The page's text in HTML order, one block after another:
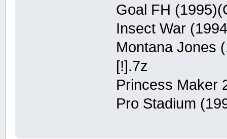
Goal FH
Insect War
Montana Jones
[!].7z
Princess Maker
Pro Stadium